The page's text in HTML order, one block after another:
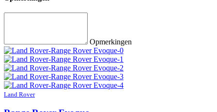
Opmerkingen
Land Rover